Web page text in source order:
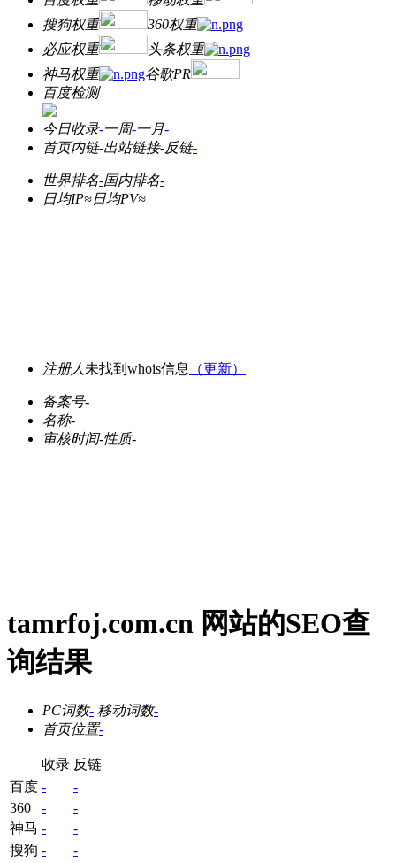
搜狗权重
360权重
必应权重
头条权重
神马权重
谷歌PR
百度检测
今日收录-一周-一月-
首页内链-出站链接-反链-
世界排名-国内排名-
日均IP≈日均PV≈
注册人 未找到whois信息 （更新）
备案号-
名称-
审核时间-性质-
tamrfoj.com.cn 网站的SEO查
询结果
PC词数- 移动词数-
首页位置-
收录 反链
百度 -
-
360
-
-
神马 -
-
搜狗 -
-